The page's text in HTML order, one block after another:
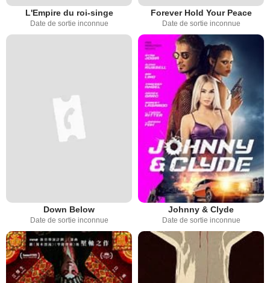
L'Empire du roi-singe
Date de sortie inconnue
Forever Hold Your Peace
Date de sortie inconnue
Down Below
Date de sortie inconnue
Johnny & Clyde
Date de sortie inconnue